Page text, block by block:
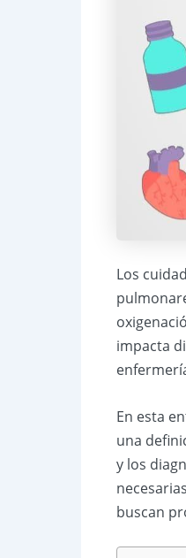
Los
impacta
En esta
una
y los
buscan